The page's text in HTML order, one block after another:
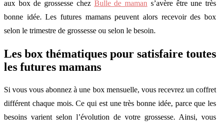
aux box de grossesse chez Bulle de maman s’avère être une très
bonne idée. Les futures mamans peuvent alors recevoir des box
selon le trimestre de grossesse ou selon le besoin.
Les box thématiques pour satisfaire toutes
les futures mamans
Si vous vous abonnez à une box mensuelle, vous recevrez un coffret
différent chaque mois. Ce qui est une très bonne idée, parce que les
besoins varient selon l’évolution de votre grossesse. Ainsi, vous